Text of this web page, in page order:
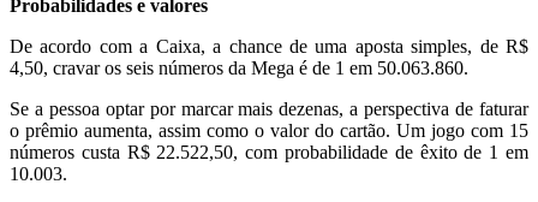
Probabilidades e valores
De acordo com a Caixa, a chance de uma aposta simples, de R$
4,50, cravar os seis números da Mega é de 1 em 50.063.860.
Se a pessoa optar por marcar mais dezenas, a perspectiva de faturar
o prêmio aumenta, assim como o valor do cartão. Um jogo com 15
números custa R$ 22.522,50, com probabilidade de êxito de 1 em
10.003.